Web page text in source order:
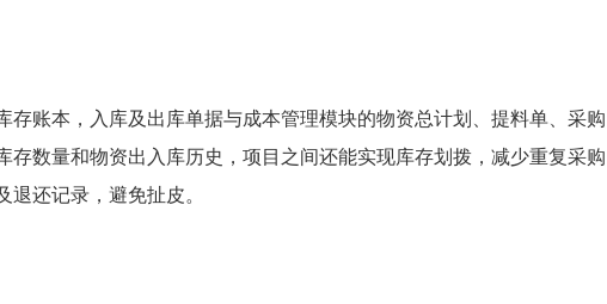
账本，入库及出库单据与成本管理模块的物资总计划、提料单、采购
数量和物资出入库历史，项目之间还能实现库存划拨，减少重复采购
还记录，避免扯皮。